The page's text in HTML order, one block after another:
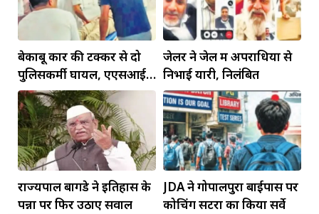
बेकाबू कार की टक्कर से दो
पुलिसकर्मी घायल, एएसआई
की हालत गंभीर
जेलर ने जेल में अपराधियों से
निभाई यारी, निलंबित
राज्यपाल बागडे ने इतिहास के
पन्नों पर फिर उठाए सवाल
JDA ने गोपालपुरा बाईपास पर
कोचिंग सेंटरों का किया सर्वे